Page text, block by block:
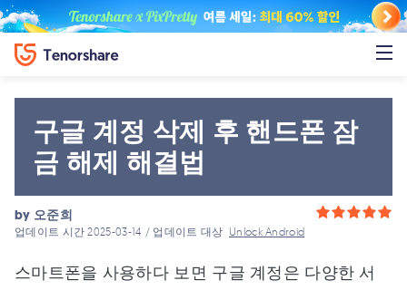
구글 계정 삭제 후 핸드폰 잠
금 해제 해결법
by 오준희
업데이트 시간 2025-03-14 / 업데이트 대상 Unlock Android
스마트폰을 사용하다 보면 구글 계정은 다양한 서